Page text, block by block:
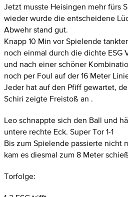
Jetzt musste Heisingen mehr fürs
wieder wurde die entscheidene
Abwehr stand gut.
Knapp 10 Min vor Spielende
noch einmal durch die dichte ESG
und nach einer schöner
noch per Foul auf der 16 Meter
Jeder hat auf den Pfiff gewartet,
Schiri zeigte Freistoß an .
Leo schnappte sich den Ball und
untere rechte Eck. Super Tor 1-1
Bis zum Spielende passierte nicht
kam es diesmal zum 8 Meter
Torfolge: